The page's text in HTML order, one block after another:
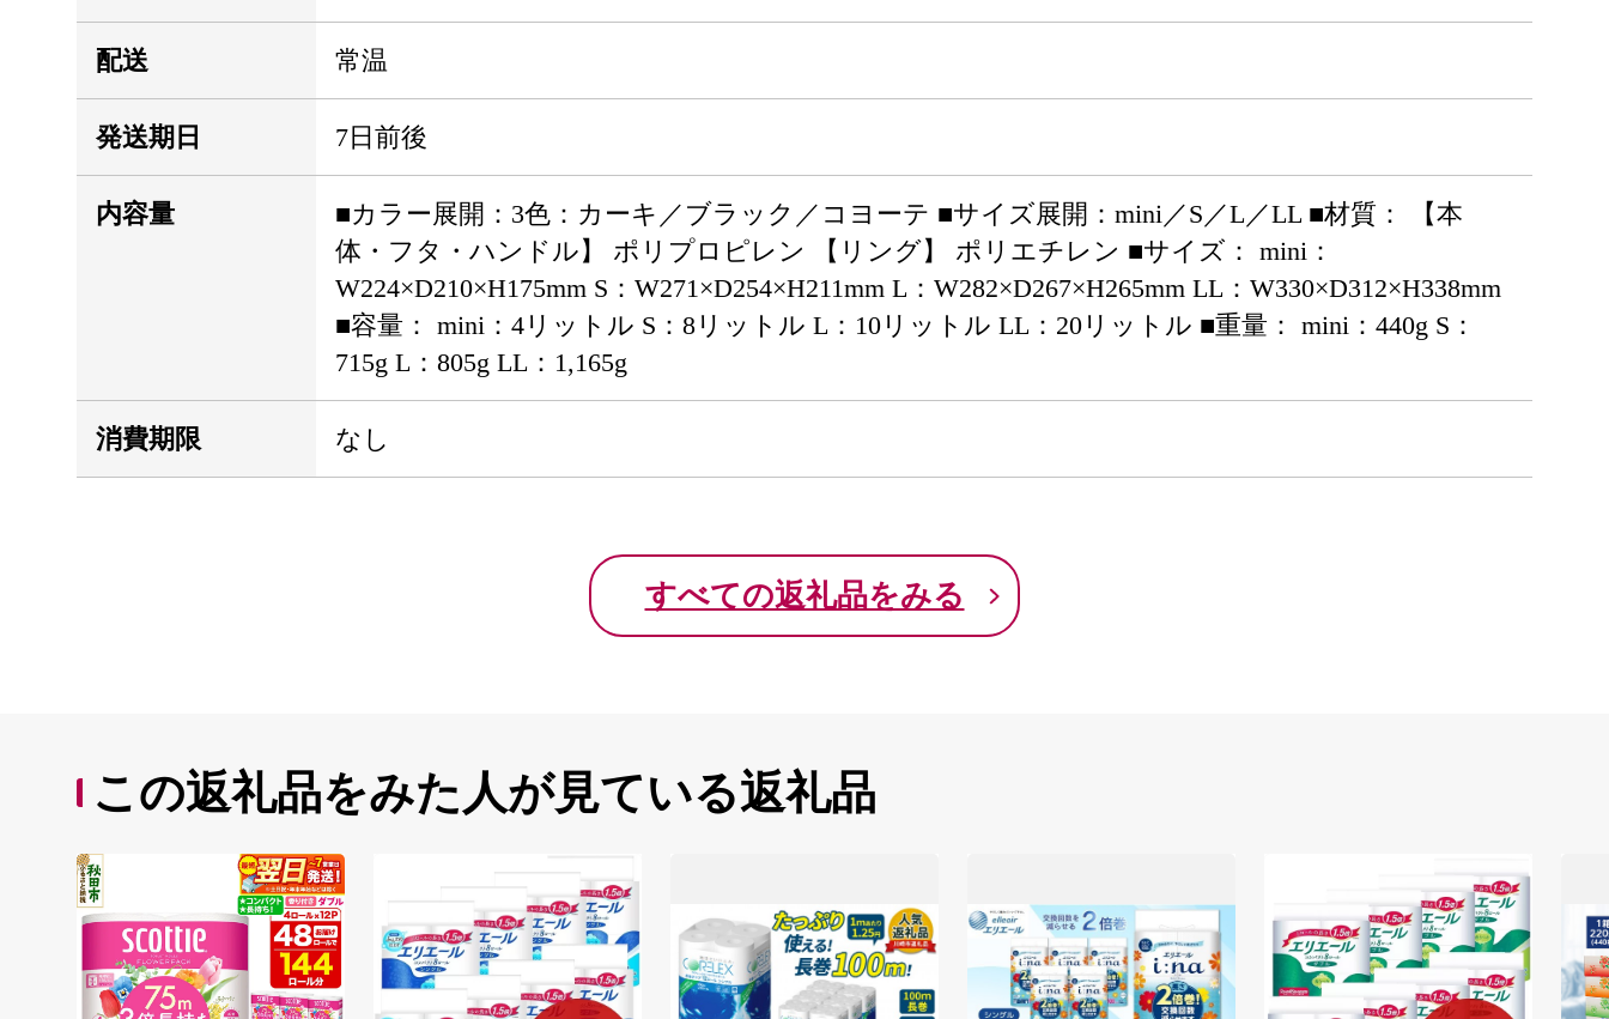
配送 常温
発送期日 7日前後
内容量
■カラー展開：3色：カーキ／ブラック／コヨーテ ■サイズ展開：mini／S／L／LL ■材質： 【本
体・フタ・ハンドル】 ポリプロピレン 【リング】 ポリエチレン ■サイズ： mini：
W224×D210×H175mm S：W271×D254×H211mm L：W282×D267×H265mm LL：W330×D312×H338mm
■容量： mini：4リットル S：8リットル L：10リットル LL：20リットル ■重量： mini：440g S：
715g L：805g LL：1,165g
消費期限 なし
すべての返礼品をみる
この返礼品をみた人が見ている返礼品